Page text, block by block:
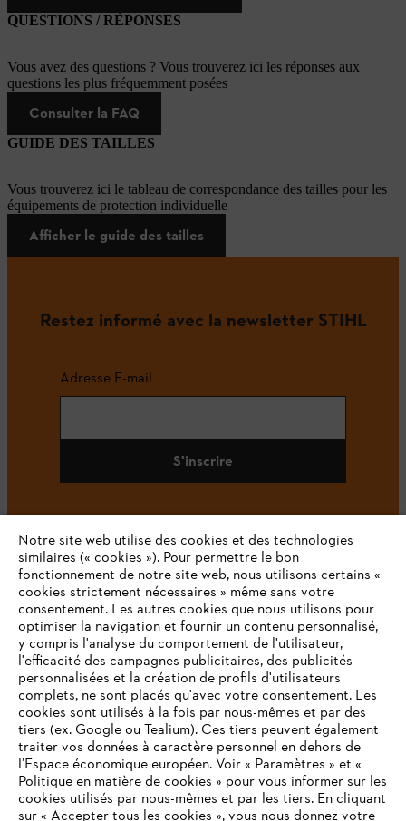
QUESTIONS / RÉPONSES
Vous avez des questions ? Vous trouverez ici les réponses aux
questions les plus fréquemment posées
Consulter la FAQ
GUIDE DES TAILLES
Vous trouverez ici le tableau de correspondance des tailles pour les
équipements de protection individuelle
Afficher le guide des tailles
Restez informé avec la newsletter STIHL
Adresse E-mail
S'inscrire
#STIHL
L'Entreprise
STIHL FAQ
Notre site web utilise des cookies et des technologies
similaires (« cookies »). Pour permettre le bon
fonctionnement de notre site web, nous utilisons certains «
cookies strictement nécessaires » même sans votre
consentement. Les autres cookies que nous utilisons pour
optimiser la navigation et fournir un contenu personnalisé,
y compris l'analyse du comportement de l'utilisateur,
l'efficacité des campagnes publicitaires, des publicités
personnalisées et la création de profils d'utilisateurs
complets, ne sont placés qu'avec votre consentement. Les
cookies sont utilisés à la fois par nous-mêmes et par des
tiers (ex. Google ou Tealium). Ces tiers peuvent également
traiter vos données à caractère personnel en dehors de
l’Espace économique européen. Voir « Paramètres » et «
Politique en matière de cookies » pour vous informer sur les
cookies utilisés par nous-mêmes et par les tiers. En cliquant
sur « Accepter tous les cookies », vous nous donnez votre